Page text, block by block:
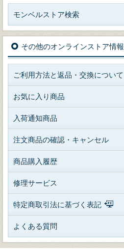
モンベルストア検索
その他のオンラインストア情報
ご利用方法と返品・交換について
お気に入り商品
入荷通知商品
注文商品の確認・キャンセル
商品購入履歴
修理サービス
特定商取引法に基づく表記
よくある質問